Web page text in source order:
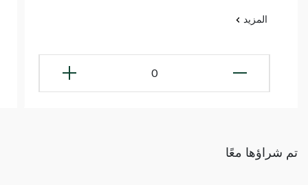
المزيد
0
تم شراؤها معًا